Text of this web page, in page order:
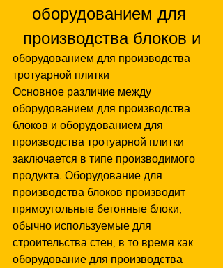
оборудованием для
производства блоков и
оборудованием для производства
тротуарной плитки
Основное различие между
оборудованием для производства
блоков и оборудованием для
производства тротуарной плитки
заключается в типе производимого
продукта. Оборудование для
производства блоков производит
прямоугольные бетонные блоки,
обычно используемые для
строительства стен, в то время как
оборудование для производства